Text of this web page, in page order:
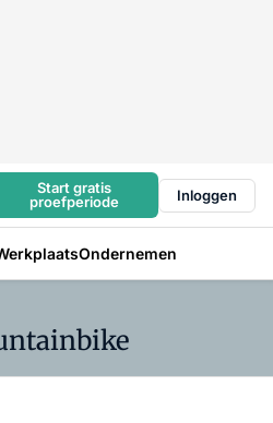
Start gratis
proefperiode
Inloggen
Ondernemen